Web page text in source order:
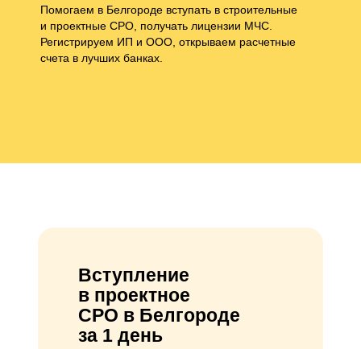
Помогаем в Белгороде вступать в строительные
и проектные СРО, получать лицензии МЧС.
Регистрируем ИП и ООО, открываем расчетные
счета в лучших банках.
Вступление
в проектное
СРО в Белгороде
за 1 день